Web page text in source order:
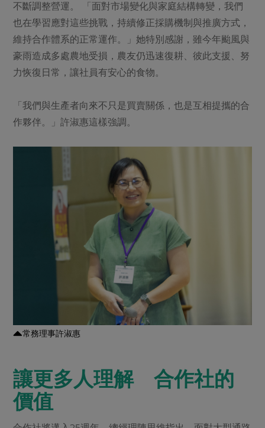
不斷調整營運。 「面對市場變化與家庭結構轉變，我們
也在學習應對這些挑戰，持續修正採購機制與推廣方式，
維持合作體系的正常運作。」她特別感謝，雖今年颱風與
豪雨造成多處農地受損，農友仍迅速復耕、彼此支援、努
力恢復日常，讓社員有安心的食物。
「我們與生產者向來不只是買賣關係，也是互相提攜的合
作夥伴。」許淑惠這樣強調。
常務理事許淑惠
讓更多人理解 合作社的
價值